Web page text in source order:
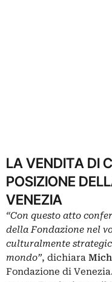
LA VENDITA DI
POSIZIONE
VENEZIA
“Con questo atto
della Fondazione nel
culturalmente
mondo”, dichiara
Fondazione di